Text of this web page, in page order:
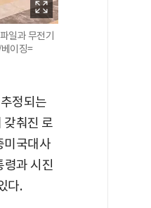
일과 무전기
이징=
정되는
갖춰진 로
미국대사
령과 시진
다.